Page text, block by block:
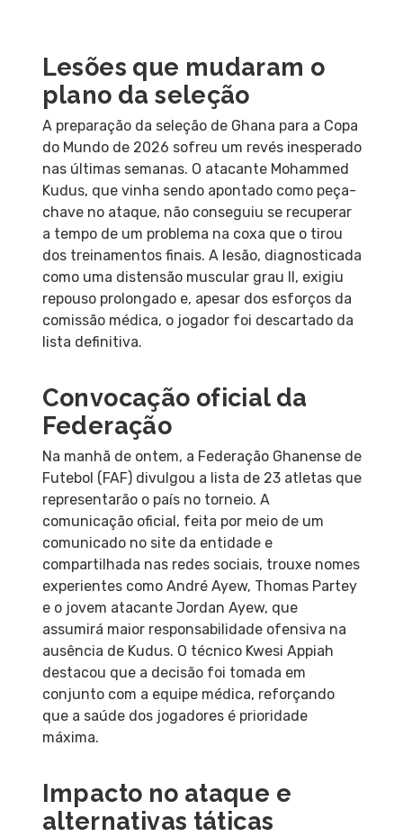
Lesões que mudaram o
plano da seleção
A preparação da seleção de Ghana para a Copa
do Mundo de 2026 sofreu um revés inesperado
nas últimas semanas. O atacante Mohammed
Kudus, que vinha sendo apontado como peça-
chave no ataque, não conseguiu se recuperar
a tempo de um problema na coxa que o tirou
dos treinamentos finais. A lesão, diagnosticada
como uma distensão muscular grau II, exigiu
repouso prolongado e, apesar dos esforços da
comissão médica, o jogador foi descartado da
lista definitiva.
Convocação oficial da
Federação
Na manhã de ontem, a Federação Ghanense de
Futebol (FAF) divulgou a lista de 23 atletas que
representarão o país no torneio. A
comunicação oficial, feita por meio de um
comunicado no site da entidade e
compartilhada nas redes sociais, trouxe nomes
experientes como André Ayew, Thomas Partey
e o jovem atacante Jordan Ayew, que
assumirá maior responsabilidade ofensiva na
ausência de Kudus. O técnico Kwesi Appiah
destacou que a decisão foi tomada em
conjunto com a equipe médica, reforçando
que a saúde dos jogadores é prioridade
máxima.
Impacto no ataque e
alternativas táticas